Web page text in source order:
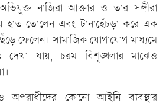
নাজিরা আক্তার ও তার সঙ্গীরা
হাত তোলেন এবং টানাহেঁচড়া করে এক
ফেলেন। সামাজিক যোগাযোগ মাধ্যমে
দেখা যায়, চরম বিশৃঙ্খলার মাঝেও
কোনো আইনি ব্যবস্থার